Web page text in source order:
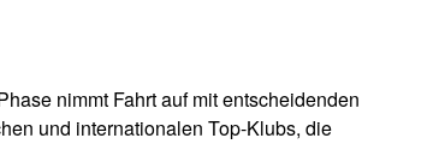
nimmt Fahrt auf mit entscheidenden
und internationalen Top-Klubs, die